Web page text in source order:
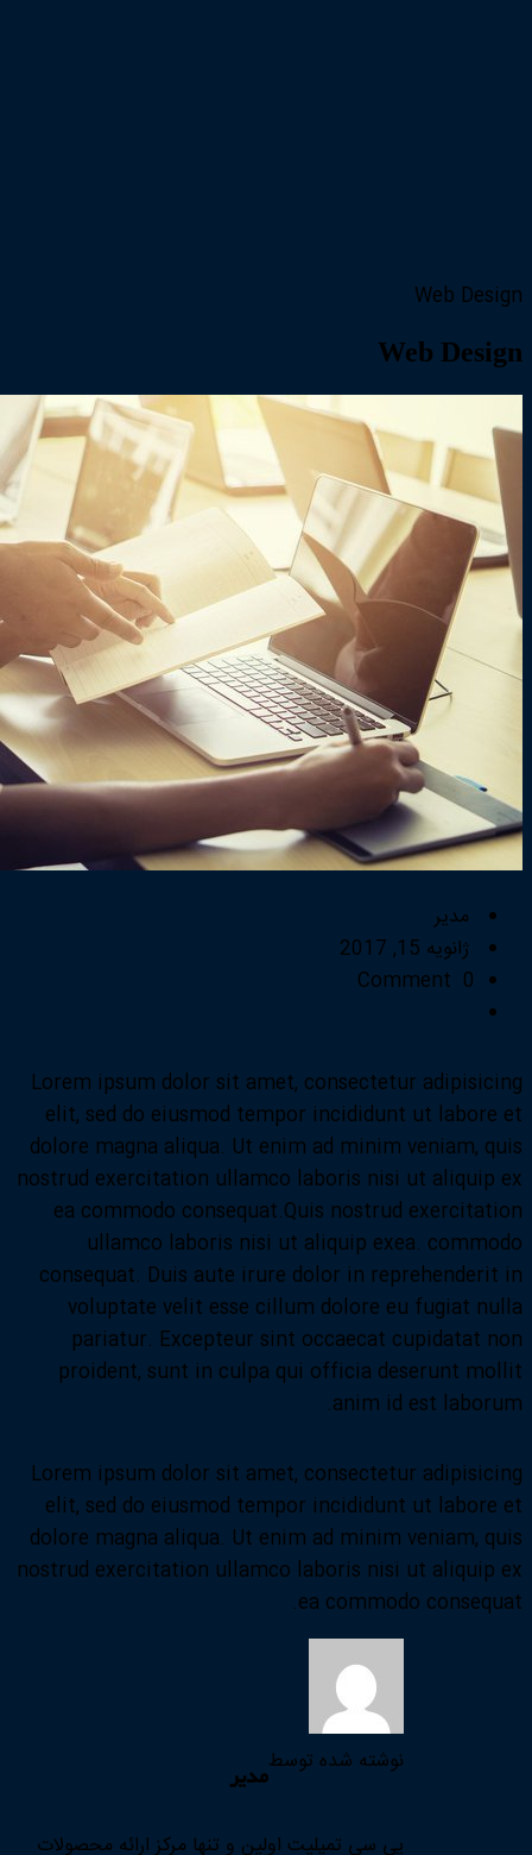
Web Design
Web Design
مدیر
ژانویه 15, 2017
0 Comment
Lorem ipsum dolor sit amet, consectetur adipisicing
elit, sed do eiusmod tempor incididunt ut labore et
dolore magna aliqua. Ut enim ad minim veniam, quis
nostrud exercitation ullamco laboris nisi ut aliquip ex
ea commodo consequat.Quis nostrud exercitation
ullamco laboris nisi ut aliquip exea. commodo
consequat. Duis aute irure dolor in reprehenderit in
voluptate velit esse cillum dolore eu fugiat nulla
pariatur. Excepteur sint occaecat cupidatat non
proident, sunt in culpa qui officia deserunt mollit
anim id est laborum.
Lorem ipsum dolor sit amet, consectetur adipisicing
elit, sed do eiusmod tempor incididunt ut labore et
dolore magna aliqua. Ut enim ad minim veniam, quis
nostrud exercitation ullamco laboris nisi ut aliquip ex
ea commodo consequat.
نوشته شده توسط
مدیر
پی سی تمپلیت اولین و تنها مرکز ارائه محصولات